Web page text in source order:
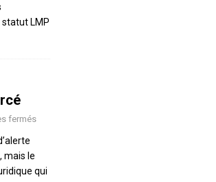
LMP
fermés
mais le
qui